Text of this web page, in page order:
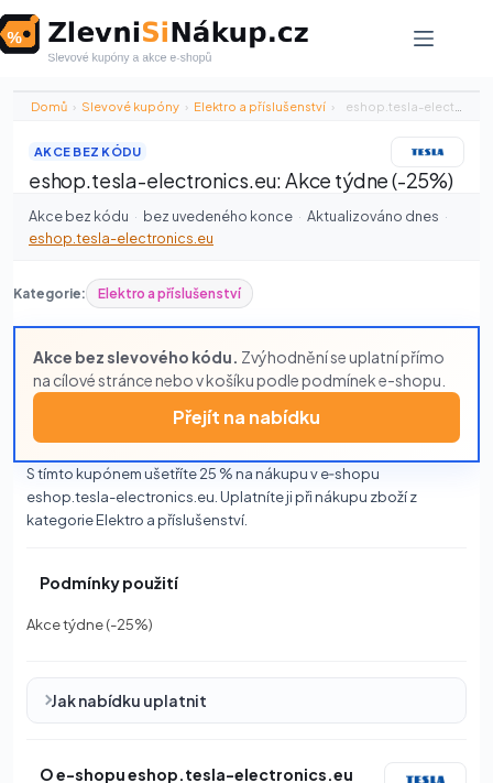
to
content
Domů › Slevové kupóny › Elektro a příslušenství › eshop.tesla-electronics.eu: Akce týdne (-25%)
AKCE BEZ KÓDU
eshop.tesla-electronics.eu: Akce týdne (-25%)
Akce bez kódu · bez uvedeného konce · Aktualizováno dnes ·
eshop.tesla-electronics.eu
Kategorie: Elektro a příslušenství
Akce bez slevového kódu. Zvýhodnění se uplatní přímo
na cílové stránce nebo v košíku podle podmínek e-shopu.
Přejít na nabídku
S tímto kupónem ušetříte 25 % na nákupu v e‑shopu
eshop.tesla-electronics.eu. Uplatníte ji při nákupu zboží z
kategorie Elektro a příslušenství.
Podmínky použití
Akce týdne (-25%)
Jak nabídku uplatnit
O e-shopu eshop.tesla-electronics.eu